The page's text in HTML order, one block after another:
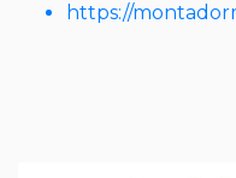
https://